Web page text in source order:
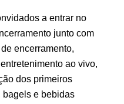
a entrar no
junto com
encerramento,
ao vivo,
dos primeiros
bagels e bebidas